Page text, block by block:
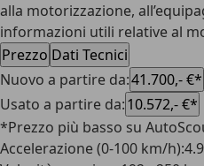
alla motorizzazione,
informazioni utili relative al
Prezzo Dati Tecnici
Nuovo a partire da:41.700,- €*
Usato a partire da:10.572,- €*
*Prezzo più basso su
Accelerazione (0-100 km/h):